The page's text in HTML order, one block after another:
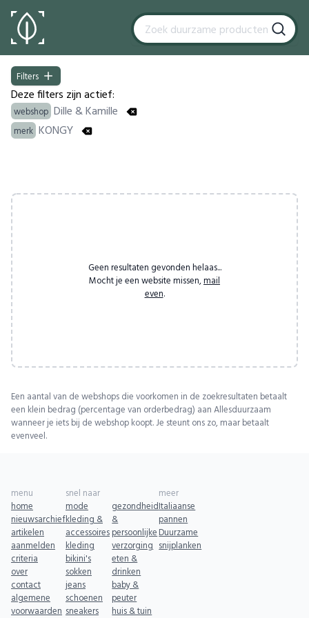
Filters
Filters
Deze filters zijn actief:
webshop Dille & Kamille
merk KONGY
Geen resultaten gevonden helaas...
Mocht je een website missen, mail
even.
Een aantal van de webshops die voorkomen in de zoekresultaten betaalt
een klein bedrag (percentage van orderbedrag) aan Allesduurzaam
wanneer je iets bij de webshop koopt. Je steunt ons zo, maar betaalt
evenveel.
menu
home
nieuwsarchief
artikelen
aanmelden
criteria
over
contact
algemene
voorwaarden
snel naar
mode
kleding &
accessoires
kleding
bikini's
sokken
jeans
schoenen
sneakers
gezondheid
&
persoonlijke
verzorging
eten &
drinken
baby &
peuter
huis & tuin
meer
Italiaanse
pannen
Duurzame
snijplanken